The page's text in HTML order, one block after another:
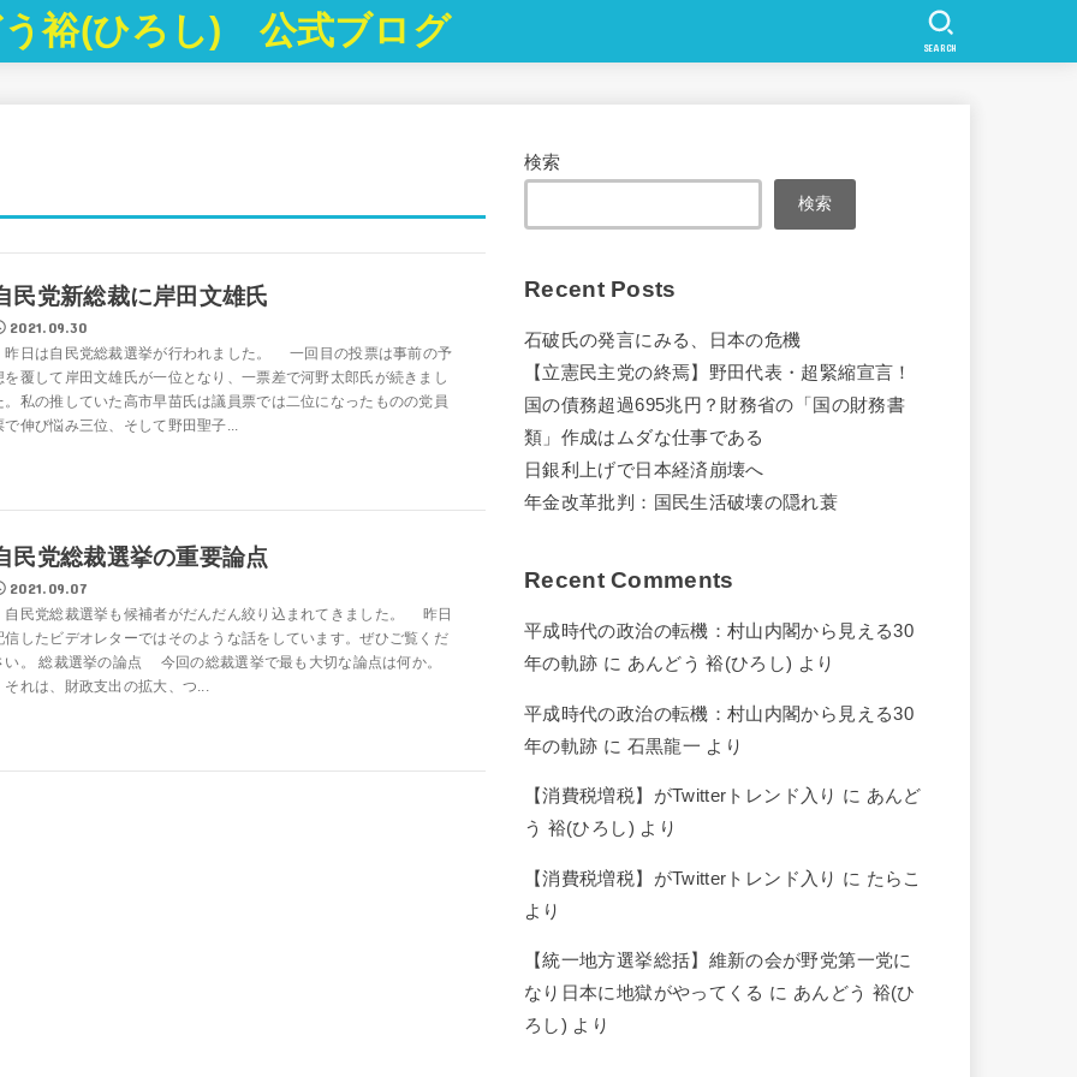
裕(ひろし) 公式ブログ SEARCH
民党新総裁に岸田文雄氏
2021.09.30
日は自民党総裁選挙が行われました。 一回目の投票は事前の予
を覆して岸田文雄氏が一位となり、一票差で河野太郎氏が続きまし
。私の推していた高市早苗氏は議員票では二位になったものの党員
で伸び悩み三位、そして野田聖子...
民党総裁選挙の重要論点
2021.09.07
民党総裁選挙も候補者がだんだん絞り込まれてきました。 昨日
信したビデオレターではそのような話をしています。ぜひご覧くだ
い。 総裁選挙の論点 今回の総裁選挙で最も大切な論点は何か。
れは、財政支出の拡大、つ...
検索
検索
Recent Posts
石破氏の発言にみる、日本の危機
【立憲民主党の終焉】野田代表・超緊縮宣言！
国の債務超過695兆円？財務省の「国の財務書
類」作成はムダな仕事である
日銀利上げで日本経済崩壊へ
年金改革批判：国民生活破壊の隠れ蓑
Recent Comments
平成時代の政治の転機：村山内閣から見える30
年の軌跡 に あんどう 裕(ひろし) より
平成時代の政治の転機：村山内閣から見える30
年の軌跡 に 石黒龍一 より
【消費税増税】がTwitterトレンド入り に あんど
う 裕(ひろし) より
【消費税増税】がTwitterトレンド入り に たらこ
より
【統一地方選挙総括】維新の会が野党第一党に
なり日本に地獄がやってくる に あんどう 裕(ひ
ろし) より